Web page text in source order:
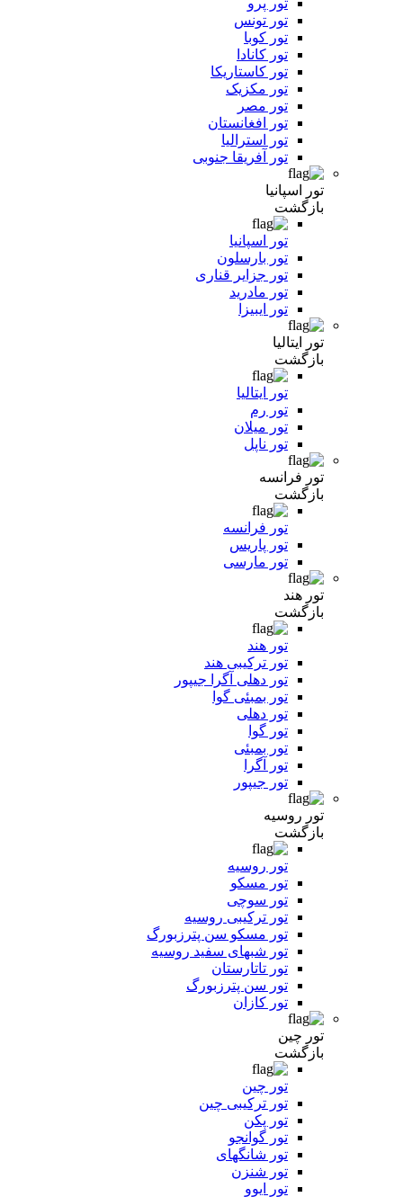
تور پرو
تور تونس
تور کوبا
تور کانادا
تور کاستاریکا
تور مکزیک
تور مصر
تور افغانستان
تور استرالیا
تور آفریقا جنوبی
تور اسپانیا
بازگشت
تور اسپانیا
تور بارسلون
تور جزایر قناری
تور مادرید
تور ایبیزا
تور ایتالیا
بازگشت
تور ایتالیا
تور رم
تور میلان
تور ناپل
تور فرانسه
بازگشت
تور فرانسه
تور پاریس
تور مارسی
تور هند
بازگشت
تور هند
تور ترکیبی هند
تور دهلی آگرا جیپور
تور بمبئی گوا
تور دهلی
تور گوا
تور بمبئی
تور آگرا
تور جیپور
تور روسیه
بازگشت
تور روسیه
تور مسکو
تور سوچی
تور ترکیبی روسیه
تور مسکو سن پترزبورگ
تور شبهای سفید روسیه
تور تاتارستان
تور سن پترزبورگ
تور کازان
تور چین
بازگشت
تور چین
تور ترکیبی چین
تور پکن
تور گوانجو
تور شانگهای
تور شنزن
تور ایوو